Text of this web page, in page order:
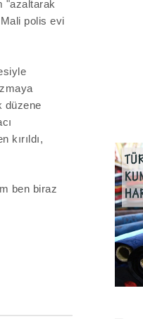
"azaltarak
polis evi
düzene
kırıldı,
ben biraz